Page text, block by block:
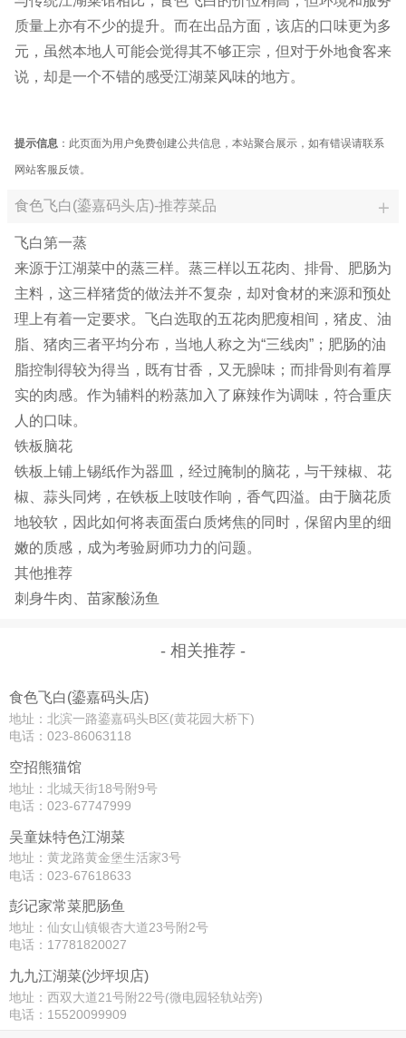
质量上亦有不少的提升。而在出品方面，该店的口味更为多
元，虽然本地人可能会觉得其不够正宗，但对于外地食客来
说，却是一个不错的感受江湖菜风味的地方。
提示信息 ：此页面为用户免费创建公共信息，本站聚合展示，如有错误请联系
网站客服反馈。
食色飞白(鎏嘉码头店)-推荐菜品
飞白第一蒸
来源于江湖菜中的蒸三样。蒸三样以五花肉、排骨、肥肠为
主料，这三样猪货的做法并不复杂，却对食材的来源和预处
理上有着一定要求。飞白选取的五花肉肥瘦相间，猪皮、油
脂、猪肉三者平均分布，当地人称之为“三线肉”；肥肠的油
脂控制得较为得当，既有甘香，又无臊味；而排骨则有着厚
实的肉感。作为辅料的粉蒸加入了麻辣作为调味，符合重庆
人的口味。
铁板脑花
铁板上铺上锡纸作为器皿，经过腌制的脑花，与干辣椒、花
椒、蒜头同烤，在铁板上吱吱作响，香气四溢。由于脑花质
地较软，因此如何将表面蛋白质烤焦的同时，保留内里的细
嫩的质感，成为考验厨师功力的问题。
其他推荐
刺身牛肉、苗家酸汤鱼
- 相关推荐 -
食色飞白(鎏嘉码头店)
地址：北滨一路鎏嘉码头B区(黄花园大桥下)
电话：023-86063118
空招熊猫馆
地址：北城天街18号附9号
电话：023-67747999
吴童妹特色江湖菜
地址：黄龙路黄金堡生活家3号
电话：023-67618633
彭记家常菜肥肠鱼
地址：仙女山镇银杏大道23号附2号
电话：17781820027
九九江湖菜(沙坪坝店)
地址：西双大道21号附22号(微电园轻轨站旁)
电话：15520099909